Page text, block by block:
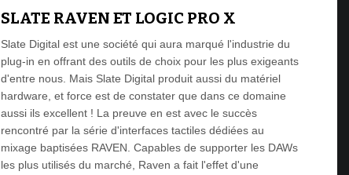
SLATE RAVEN ET LOGIC PRO X
Slate Digital est une société qui aura marqué l'industrie du
plug-in en offrant des outils de choix pour les plus exigeants
d'entre nous. Mais Slate Digital produit aussi du matériel
hardware, et force est de constater que dans ce domaine
aussi ils excellent ! La preuve en est avec le succès
rencontré par la série d'interfaces tactiles dédiées au
mixage baptisées RAVEN. Capables de supporter les DAWs
les plus utilisés du marché, Raven a fait l'effet d'une